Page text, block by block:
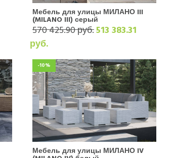
Мебель для улицы МИЛАНО III
(MILANO III) серый
570 425.90 руб.513 383.31
руб.
-10%
Мебель для улицы МИЛАНО IV